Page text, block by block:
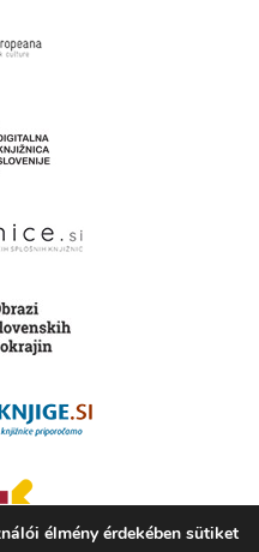
élmény érdekében sütiket